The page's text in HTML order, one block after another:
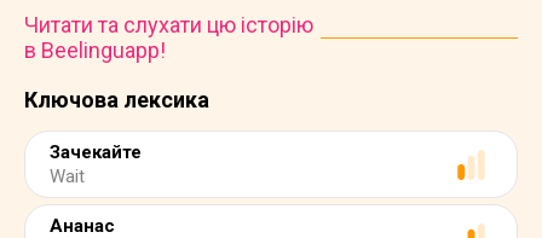
Ключова лексика
Зачекайте
Wait
Ананас
Читати та слухати цю історію
в Beelinguapp!